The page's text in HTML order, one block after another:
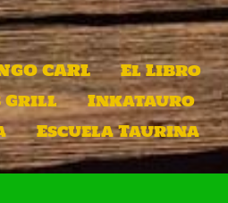
CARL El Libro
Grill
Inkatauro
Escuela Taurina